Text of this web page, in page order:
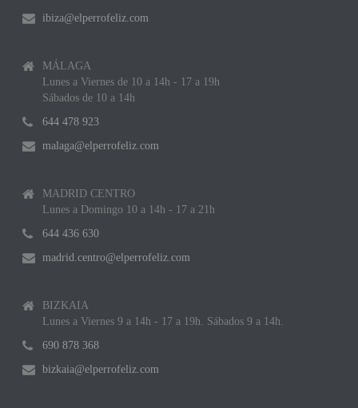
ibiza@elperrofeliz.com
MÁLAGA
Lunes a Viernes de 10 a 14h - 17 a 19h
Sábados de 10 a 14h
644 478 923
malaga@elperrofeliz.com
MADRID CENTRO
Lunes a Domingo 10 a 14h - 17 a 21h
644 436 630
madrid.centro@elperrofeliz.com
BIZKAIA
Lunes a Viernes 9 a 14h - 17 a 19h. Sábados 9 a 14h.
690 878 368
bizkaia@elperrofeliz.com